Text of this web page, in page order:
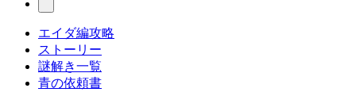
エイダ編攻略
ストーリー
謎解き一覧
青の依頼書